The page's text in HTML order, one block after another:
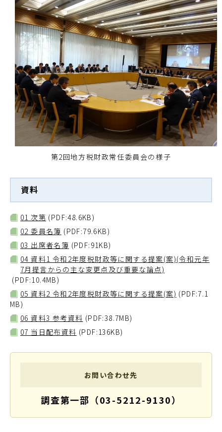
第2回地方税財政常任委員会の様子
資料
01 次第 (PDF:48.6KB)
02 委員名簿 (PDF:79.6KB)
03 出席者名簿 (PDF:91KB)
04 資料1 令和2年度税財政等に関する提案(案)(令和元年
7月提言からの主な変更点及び重要な論点)
(PDF:10.4MB)
05 資料2 令和2年度税財政等に関する提案(案) (PDF:7.1
MB)
06 資料3 参考資料 (PDF:38.7MB)
07 当日配布資料 (PDF:136KB)
お問い合わせ先
調査第一部（03-5212-9130）